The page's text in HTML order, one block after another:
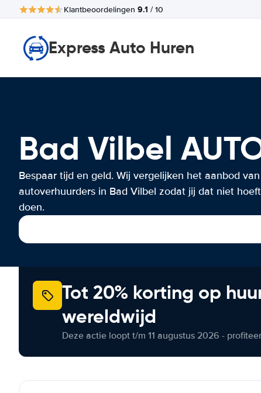
Klantbeoordelingen 9.1 / 10
Express Auto Huren
Bad Vilbel
Bespaar tijd en geld. Wij vergelijken het aanbod van
autoverhuurders in Bad Vilbel zodat jij dat niet
doen.
Tot 20% korting op
wereldwijd
Deze actie loopt t/m 11 augustus 2026 -